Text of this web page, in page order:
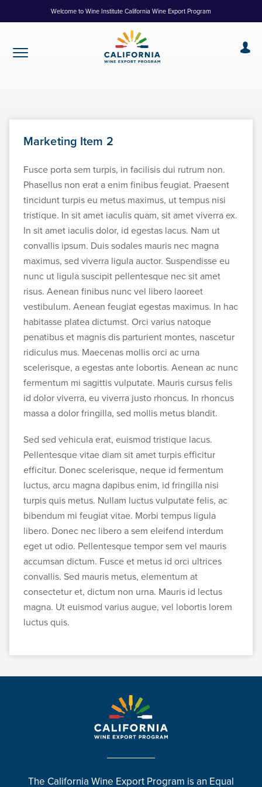
to
Welcome to Wine Institute California Wine Export Program
Marketing Item 2
Fusce porta sem turpis, in facilisis dui rutrum non.
Phasellus non erat a enim finibus feugiat. Praesent
tincidunt turpis eu metus maximus, ut tempus nisi
tristique. In sit amet iaculis quam, sit amet viverra ex.
In sit amet iaculis dolor, id egestas lacus. Nam ut
convallis ipsum. Duis sodales mauris nec magna
maximus, sed viverra ligula auctor. Suspendisse eu
nunc ut ligula suscipit pellentesque nec sit amet
risus. Aenean finibus nunc vel libero laoreet
vestibulum. Aenean feugiat egestas maximus. In hac
habitasse platea dictumst. Orci varius natoque
penatibus et magnis dis parturient montes, nascetur
ridiculus mus. Maecenas mollis orci ac urna
scelerisque, a egestas ante lobortis. Aenean ac nunc
fermentum mi sagittis vulputate. Mauris cursus felis
id dolor viverra, eu viverra justo rhoncus. In rhoncus
massa a dolor fringilla, sed mollis metus blandit.
Sed sed vehicula erat, euismod tristique lacus.
Pellentesque vitae diam sit amet turpis efficitur
efficitur. Donec scelerisque, neque id fermentum
luctus, arcu magna dapibus enim, id fringilla nisi
turpis quis metus. Nullam luctus vulputate felis, ac
bibendum mi feugiat vitae. Morbi tempus ligula
libero. Donec nec libero a sem eleifend interdum
eget ut odio. Pellentesque tempor sem vel mauris
accumsan dictum. Fusce et metus id orci ultrices
convallis. Sed mauris metus, elementum at
consectetur et, dictum non urna. Mauris id lectus
magna. Ut euismod varius augue, vel lobortis lorem
luctus quis.
The California Wine Export Program is an Equal